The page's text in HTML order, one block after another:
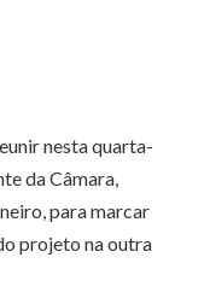
nesta quarta-
da Câmara,
para marcar
projeto na outra